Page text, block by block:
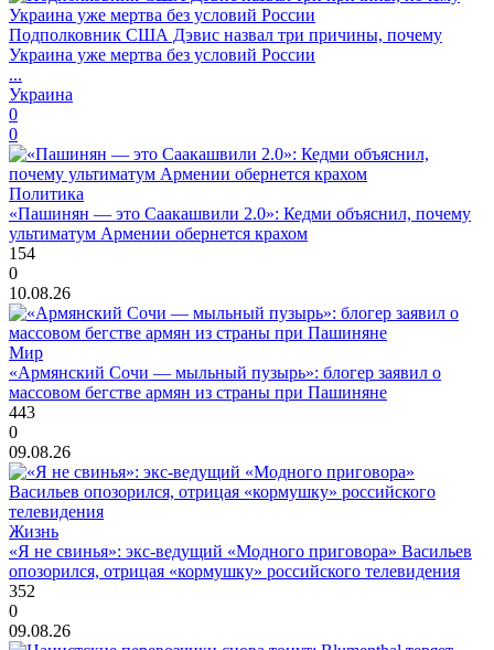
Подполковник США Дэвис назвал три причины, почему
Украина уже мертва без условий России
...
Украина
0
0
Политика
«Пашинян — это Саакашвили 2.0»: Кедми объяснил, почему
ультиматум Армении обернется крахом
154
0
10.08.26
Мир
«Армянский Сочи — мыльный пузырь»: блогер заявил о
массовом бегстве армян из страны при Пашиняне
443
0
09.08.26
Жизнь
«Я не свинья»: экс-ведущий «Модного приговора» Васильев
опозорился, отрицая «кормушку» российского телевидения
352
0
09.08.26